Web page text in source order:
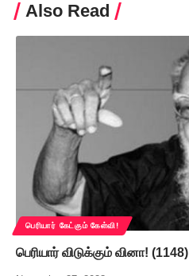
Also Read
பெரியார் கேட்கும் கேள்வி!
பெரியார் விடுக்கும் வினா! (1148)